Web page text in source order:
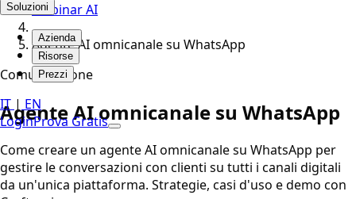
Soluzioni
Azienda
Risorse
Prezzi
IT | EN
LoginProva Gratis
Webinar AI
Agente AI omnicanale su WhatsApp
Comunicazione
Agente AI omnicanale su WhatsApp
Come creare un agente AI omnicanale su WhatsApp per
gestire le conversazioni con clienti su tutti i canali digitali
da un'unica piattaforma. Strategie, casi d'uso e demo con